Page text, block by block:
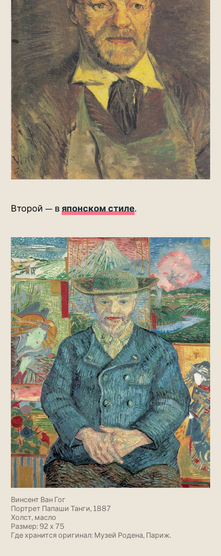
Второй — в японском стиле.
Винсент Ван Гог
Портрет Папаши Танги, 1887
Холст, масло
Размер: 92 х 75
Где хранится оригинал: Музей Родена, Париж.